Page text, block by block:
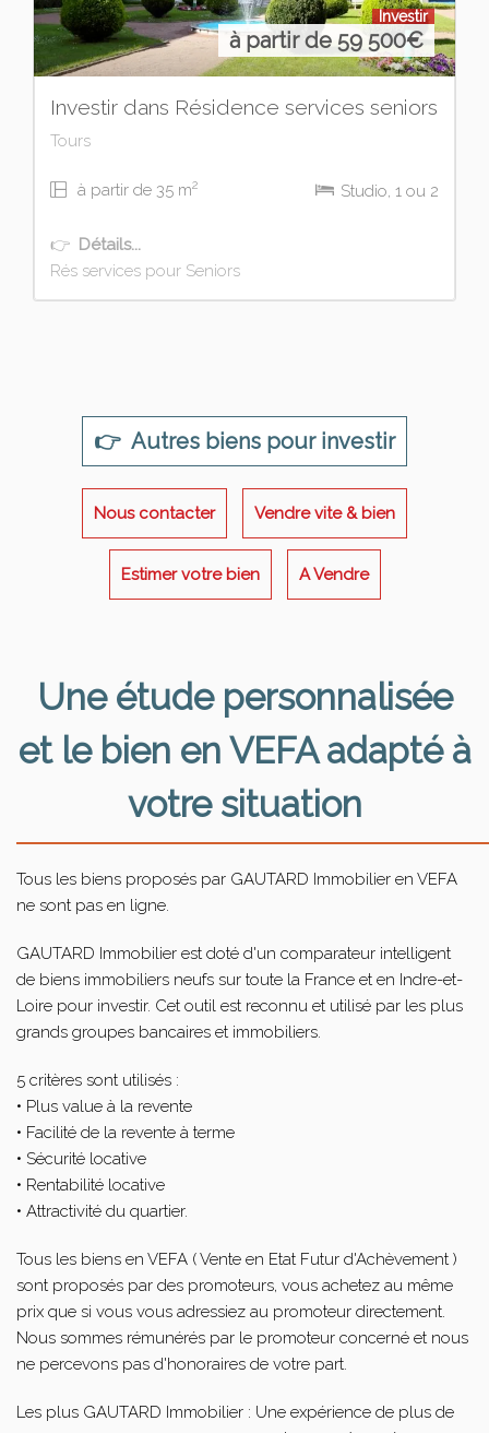
Investir
à partir de 59 500€
Investir dans Résidence services seniors
Tours
à partir de 35 m2 Studio, 1 ou 2
👉 Détails...
Rés services pour Seniors
👉 Autres biens pour investir
Nous contacter Vendre vite & bien
Estimer votre bien A Vendre
Une étude personnalisée
et le bien en VEFA adapté à
votre situation
Tous les biens proposés par GAUTARD Immobilier en VEFA
ne sont pas en ligne.
GAUTARD Immobilier est doté d'un comparateur intelligent
de biens immobiliers neufs sur toute la France et en Indre-et-
Loire pour investir. Cet outil est reconnu et utilisé par les plus
grands groupes bancaires et immobiliers.
5 critères sont utilisés :
• Plus value à la revente
• Facilité de la revente à terme
• Sécurité locative
• Rentabilité locative
• Attractivité du quartier.
Tous les biens en VEFA ( Vente en Etat Futur d'Achèvement )
sont proposés par des promoteurs, vous achetez au même
prix que si vous vous adressiez au promoteur directement.
Nous sommes rémunérés par le promoteur concerné et nous
ne percevons pas d'honoraires de votre part.
Les plus GAUTARD Immobilier : Une expérience de plus de